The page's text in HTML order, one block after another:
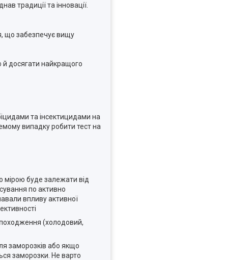
традиції та інновації.
що забезпечує вищу
й досягати найкращого
та інсектицидами на
випадку робити тест на
мірою буде залежати від
по активно
впливу активної
походження (холодовий,
заморозків або якщо
заморозки. Не варто